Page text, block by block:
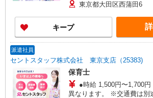
東京都大田区西蒲田6
キープ
派遣社員
セントスタッフ株式会社 東京支店（25383)
保育士
●時給 1,500円〜1,700
異なります。 ※交通費は別